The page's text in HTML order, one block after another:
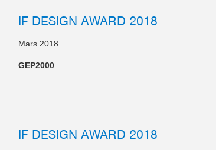
IF DESIGN AWARD 2018
Mars 2018
GEP2000
IF DESIGN AWARD 2018